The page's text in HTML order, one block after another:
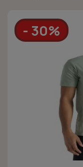
- 30%